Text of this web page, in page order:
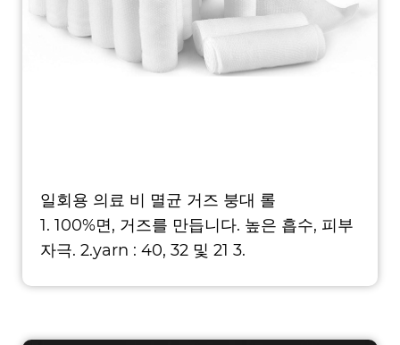
일회용 의료 비 멸균 거즈 붕대 롤
1. 100%면, 거즈를 만듭니다. 높은 흡수, 피부
자극. 2.yarn : 40, 32 및 21 3.